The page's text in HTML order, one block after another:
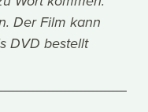
Der Film kann
DVD bestellt